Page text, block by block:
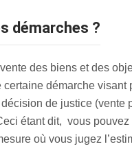
démarches ?
des biens et des
démarche
de justice
étant dit, vous
où vous jugez